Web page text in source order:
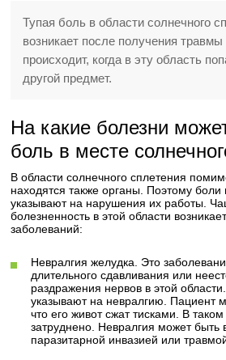
Тупая боль в области солнечного
возникает после получения
происходит, когда в эту область
другой предмет.
На какие болезни
боль в месте
В области солнечного сплетения
находятся также органы. Поэтому боли
указывают на нарушения их работы.
болезненность в этой области
заболеваний:
Невралгия желудка. Это
длительного сдавливания или
раздражения нервов в этой
указывают на невралгию. Пациент
что его живот сжат тисками. В
затруднено. Невралгия может быть
паразитарной инвазией или